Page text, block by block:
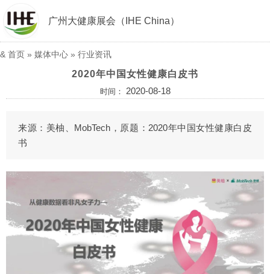
广州大健康展会（IHE China）
& 首页 » 媒体中心 » 行业资讯
2020年中国女性健康白皮书
时间： 2020-08-18
来源：美柚、MobTech，原题：2020年中国女性健康白皮
书